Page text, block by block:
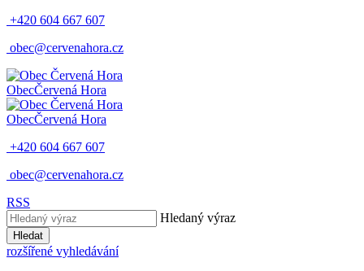
+420 604 667 607
obec@cervenahora.cz
ObecČervená Hora
ObecČervená Hora
+420 604 667 607
obec@cervenahora.cz
RSS
Hledaný výraz
Hledat
rozšířené vyhledávání